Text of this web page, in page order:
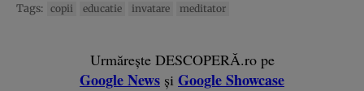
Tags: copii educatie invatare meditator
Urmărește DESCOPERĂ.ro pe
Google News și Google Showcase